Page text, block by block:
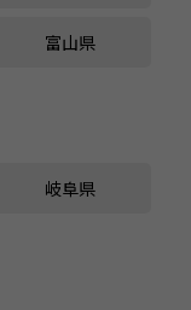
富山県
岐阜県